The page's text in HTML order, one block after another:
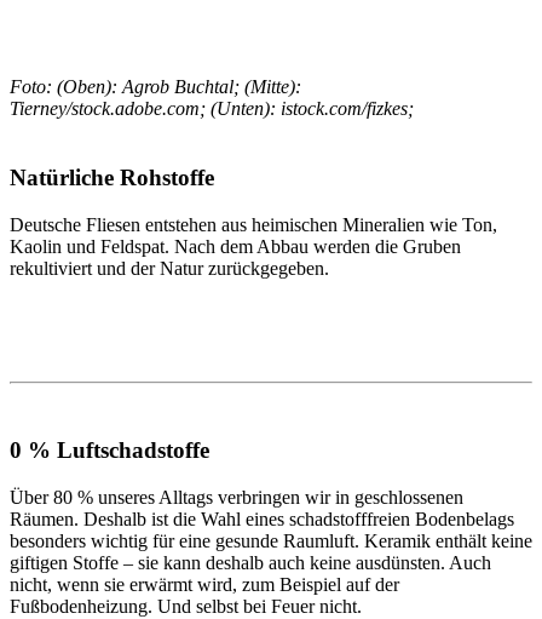
Foto: (Oben): Agrob Buchtal; (Mitte):
Tierney/stock.adobe.com; (Unten): istock.com/fizkes;
Natürliche Rohstoffe
Deutsche Fliesen entstehen aus heimischen Mineralien wie Ton,
Kaolin und Feldspat. Nach dem Abbau werden die Gruben
rekultiviert und der Natur zurückgegeben.
0 % Luftschadstoffe
Über 80 % unseres Alltags verbringen wir in geschlossenen
Räumen. Deshalb ist die Wahl eines schadstofffreien Bodenbelags
besonders wichtig für eine gesunde Raumluft. Keramik enthält keine
giftigen Stoffe – sie kann deshalb auch keine ausdünsten. Auch
nicht, wenn sie erwärmt wird, zum Beispiel auf der
Fußbodenheizung. Und selbst bei Feuer nicht.